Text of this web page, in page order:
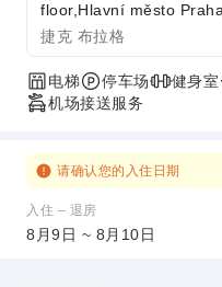
floor,Hlavní město
捷克 布拉格
电梯 停车场 健身室
机场接送服务
请确认您的入住日期
入住 – 退房
8月9日 ~ 8月10日